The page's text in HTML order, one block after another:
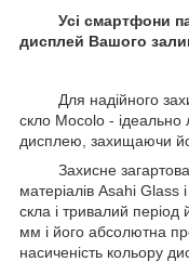
Усі смартфони
дисплей Вашого
Для надійного
скло Mocolo -
дисплею, захищаючи
Захисне
матеріалів Asahi Glass
скла і тривалий період
мм і його абсолютна
насиченість кольору